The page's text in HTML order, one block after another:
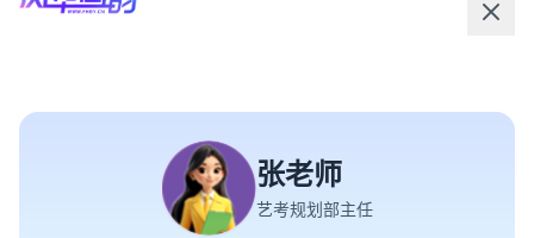
张老师
艺考规划部主任